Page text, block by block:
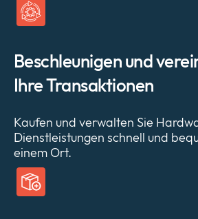
Beschleunigen und
Ihre Transaktionen
Kaufen und verwalten Sie
Dienstleistungen schnell und
einem Ort.